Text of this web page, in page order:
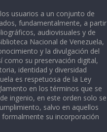
usuarios a un conjunto de
fundamentalmente, a partir
audiovisuales y de
Nacional de Venezuela,
y la divulgación del
como su preservación digital,
identidad y diversidad
es respetuosa de la Ley
en los términos que se
ingenio, en este orden solo se
salvo en aquellos
su incorporación